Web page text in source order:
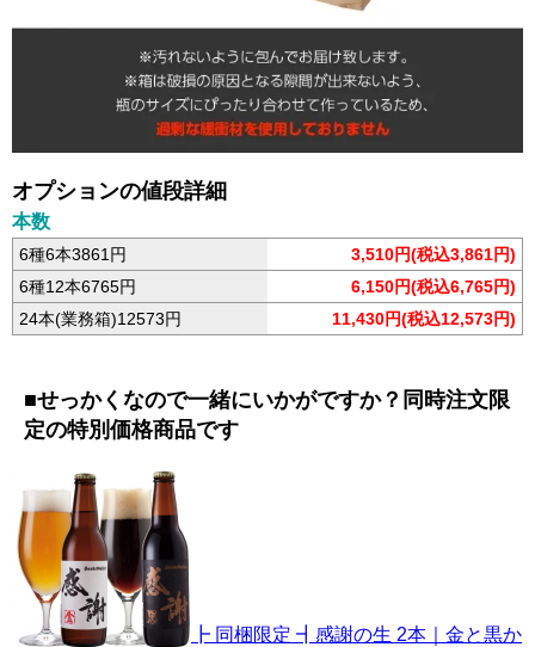
オプションの値段詳細
本数
6種6本3861円
3,510円(税込3,861円)
6種12本6765円
6,150円(税込6,765円)
24本(業務箱)12573円
11,430円(税込12,573円)
■せっかくなので一緒にいかがですか？同時注文限
定の特別価格商品です
┣ 同梱限定 ┫感謝の生 2本｜金と黒か